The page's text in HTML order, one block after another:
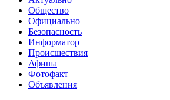
Общество
Официально
Безопасность
Информатор
Происшествия
Афиша
Фотофакт
Объявления